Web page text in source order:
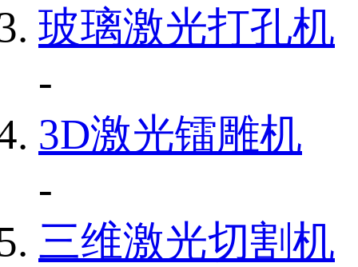
玻璃激光打孔机
-
3D激光镭雕机
-
三维激光切割机